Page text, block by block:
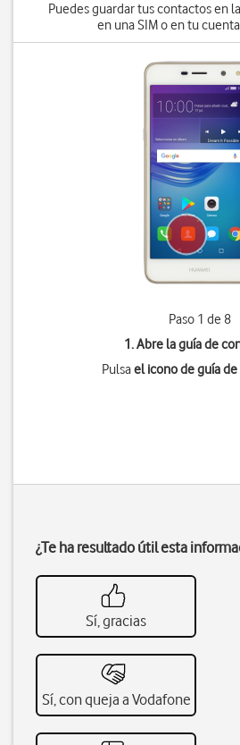
Puedes guardar tus contactos en
en una SIM o en tu
Paso 1 de 8
1. Abre la guía de
Pulsael icono de guía
¿Te ha resultado útil esta
Sí, gracias
Sí, con queja a Vodafone